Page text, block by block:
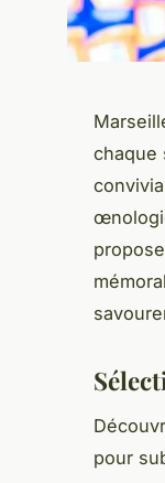
chaque
pour